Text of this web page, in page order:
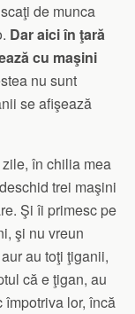
de munca
Dar aici în ţară
cu maşini
nu sunt
se afişează
în chilia mea
trei maşini
Şi îi primesc pe
şi nu vreun
au toţi ţiganii,
că e ţigan, au
împotriva lor, încă